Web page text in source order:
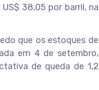
38,05 por barril, na
que os estoques de
em 4 de setembro,
de queda de 1,2